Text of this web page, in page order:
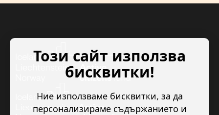
Този сайт използва
бисквитки!
Ние използваме бисквитки, за да
персонализираме съдържанието и